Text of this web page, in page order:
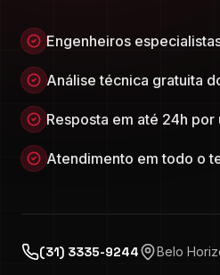
Engenheiros
Análise técnica gratuita
Resposta em até 24h por
Atendimento em todo o
(31) 3335-9244 Belo